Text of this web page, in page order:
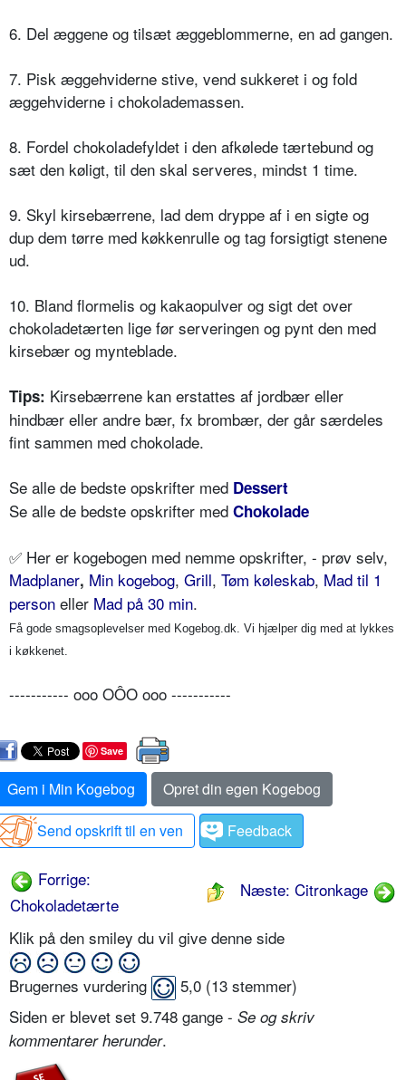
6. Del æggene og tilsæt æggeblommerne, en ad gangen.
7. Pisk æggehviderne stive, vend sukkeret i og fold
æggehviderne i chokolademassen.
8. Fordel chokoladefyldet i den afkølede tærtebund og
sæt den køligt, til den skal serveres, mindst 1 time.
9. Skyl kirsebærrene, lad dem dryppe af i en sigte og
dup dem tørre med køkkenrulle og tag forsigtigt stenene
ud.
10. Bland flormelis og kakaopulver og sigt det over
chokoladetærten lige før serveringen og pynt den med
kirsebær og mynteblade.
Tips: Kirsebærrene kan erstattes af jordbær eller
hindbær eller andre bær, fx brombær, der går særdeles
fint sammen med chokolade.
Se alle de bedste opskrifter med Dessert
Se alle de bedste opskrifter med Chokolade
✅ Her er kogebogen med nemme opskrifter, - prøv selv,
Madplaner, Min kogebog, Grill, Tøm køleskab, Mad til 1
person eller Mad på 30 min.
Få gode smagsoplevelser med Kogebog.dk. Vi hjælper dig med at lykkes
i køkkenet.
----------- ooo OÔO ooo -----------
Save
Gem i Min Kogebog
Opret din egen Kogebog
Send opskrift til en ven
Feedback
Forrige:
Chokoladetærte
Næste: Citronkage
Klik på den smiley du vil give denne side
Brugernes vurdering 5,0 (13 stemmer)
Siden er blevet set 9.748 gange - Se og skriv
kommentarer herunder.